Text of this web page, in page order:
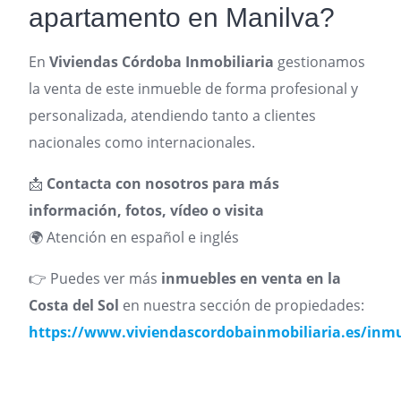
apartamento en Manilva?
En Viviendas Córdoba Inmobiliaria gestionamos
la venta de este inmueble de forma profesional y
personalizada, atendiendo tanto a clientes
nacionales como internacionales.
📩 Contacta con nosotros para más
información, fotos, vídeo o visita
🌍 Atención en español e inglés
👉 Puedes ver más inmuebles en venta en la
Costa del Sol en nuestra sección de propiedades:
https://www.viviendascordobainmobiliaria.es/